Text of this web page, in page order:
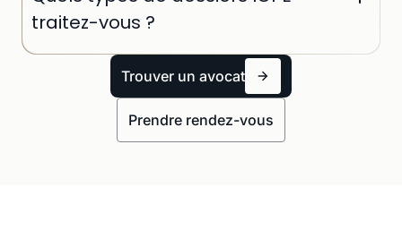
grande distribution, conformité réglementaire et
produits, protection des labels et AOP,
structuration de filières agricoles, contentieux
concurrence et pratiques restrictives.
traitez-vous ?
Nos avocats interviennent sur tous les régimes
ICPE : déclaration, enregistrement, autorisation
logistique, énergie, déchets, carrières. Du
Trouver un avocat
Prendre rendez-vous